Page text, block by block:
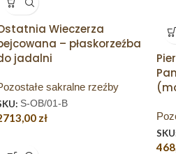
Wieczerza
– płaskorzeźba
jadalni
sakralne rzeźby
S-OB/01-B
zł